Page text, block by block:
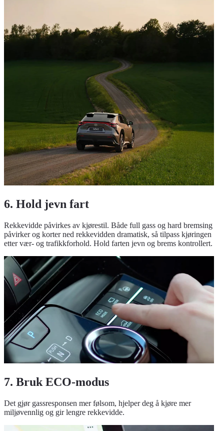
6. Hold jevn fart
Rekkevidde påvirkes av kjørestil. Både full gass og hard bremsing
påvirker og korter ned rekkevidden dramatisk, så tilpass kjøringen
etter vær- og trafikkforhold. Hold farten jevn og brems kontrollert.
7. Bruk ECO-modus
Det gjør gassresponsen mer følsom, hjelper deg å kjøre mer
miljøvennlig og gir lengre rekkevidde.